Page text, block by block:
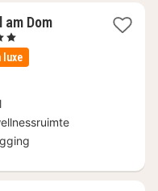
am Dom
luxe